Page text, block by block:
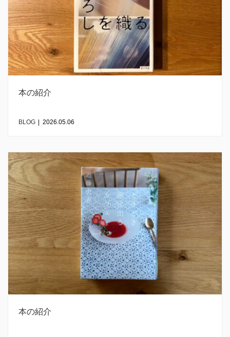
本の紹介
BLOG 2026.05.06
本の紹介